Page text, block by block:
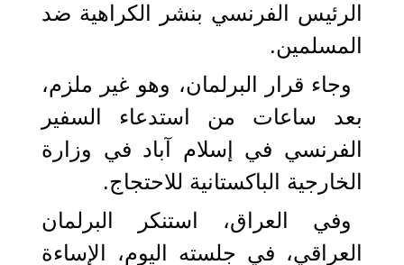
الرئيس الفرنسي بنشر الكراهية ضد
المسلمين.
وجاء قرار البرلمان، وهو غير ملزم،
بعد ساعات من استدعاء السفير
الفرنسي في إسلام آباد في وزارة
الخارجية الباكستانية للاحتجاج.
وفي العراق، استنكر البرلمان
العراقي، في جلسته اليوم، الإساءة